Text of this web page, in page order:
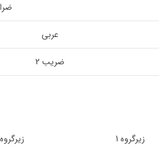
عربی
ضریب 2
زیرگروه 1